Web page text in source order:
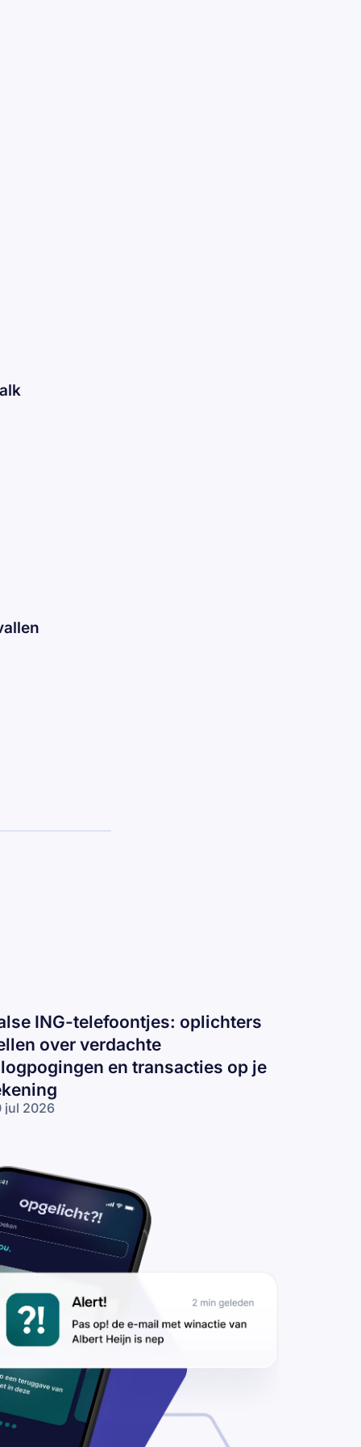
ING-telefoontjes: oplichters
over verdachte
en transacties op je
jul 2026
over
transacties
je rekening